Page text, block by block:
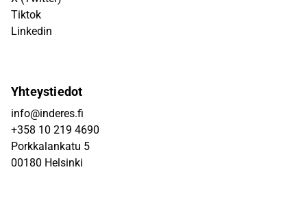
Tiktok
Linkedin
Yhteystiedot
info@inderes.fi
+358 10 219 4690
Porkkalankatu 5
00180 Helsinki